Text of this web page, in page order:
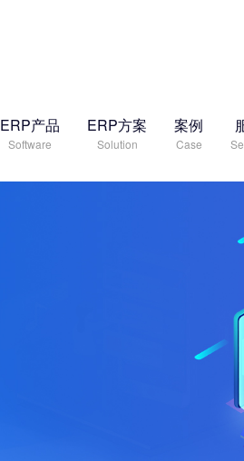
ERP产品
Software
ERP方案
Solution
案例
Case